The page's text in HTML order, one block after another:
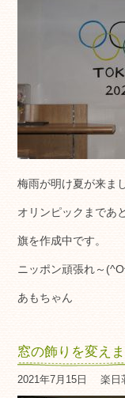
梅雨が明け夏が来ま
オリンピックまであ
旗を作成中です。
ニッポン頑張れ～
あもちゃん
窓の飾りを変えま
2021年7月15日 楽日